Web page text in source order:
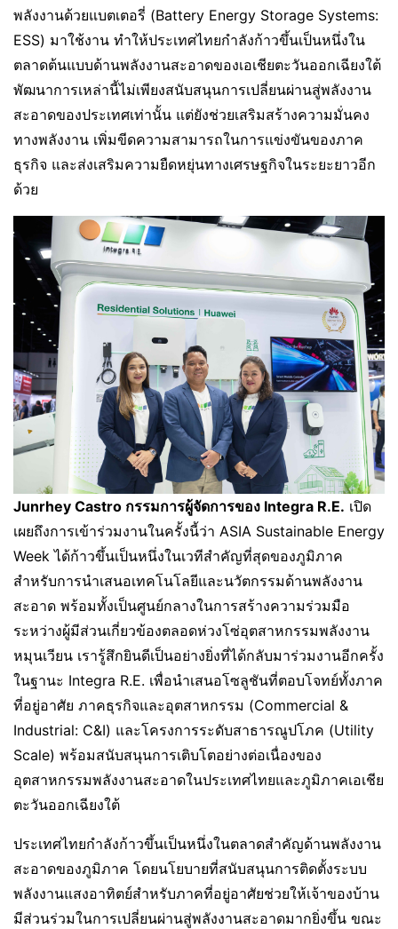
พลังงานด้วยแบตเตอรี่ (Battery Energy Storage Systems:
ESS) มาใช้งาน ทำให้ประเทศไทยกำลังก้าวขึ้นเป็นหนึ่งใน
ตลาดต้นแบบด้านพลังงานสะอาดของเอเชียตะวันออกเฉียงใต้
พัฒนาการเหล่านี้ไม่เพียงสนับสนุนการเปลี่ยนผ่านสู่พลังงาน
สะอาดของประเทศเท่านั้น แต่ยังช่วยเสริมสร้างความมั่นคง
ทางพลังงาน เพิ่มขีดความสามารถในการแข่งขันของภาค
ธุรกิจ และส่งเสริมความยืดหยุ่นทางเศรษฐกิจในระยะยาวอีก
ด้วย
Junrhey Castro กรรมการผู้จัดการของ Integra R.E. เปิด
เผยถึงการเข้าร่วมงานในครั้งนี้ว่า ASIA Sustainable Energy
Week ได้ก้าวขึ้นเป็นหนึ่งในเวทีสำคัญที่สุดของภูมิภาค
สำหรับการนำเสนอเทคโนโลยีและนวัตกรรมด้านพลังงาน
สะอาด พร้อมทั้งเป็นศูนย์กลางในการสร้างความร่วมมือ
ระหว่างผู้มีส่วนเกี่ยวข้องตลอดห่วงโซ่อุตสาหกรรมพลังงาน
หมุนเวียน เรารู้สึกยินดีเป็นอย่างยิ่งที่ได้กลับมาร่วมงานอีกครั้ง
ในฐานะ Integra R.E. เพื่อนำเสนอโซลูชันที่ตอบโจทย์ทั้งภาค
ที่อยู่อาศัย ภาคธุรกิจและอุตสาหกรรม (Commercial &
Industrial: C&I) และโครงการระดับสาธารณูปโภค (Utility
Scale) พร้อมสนับสนุนการเติบโตอย่างต่อเนื่องของ
อุตสาหกรรมพลังงานสะอาดในประเทศไทยและภูมิภาคเอเชีย
ตะวันออกเฉียงใต้
ประเทศไทยกำลังก้าวขึ้นเป็นหนึ่งในตลาดสำคัญด้านพลังงาน
สะอาดของภูมิภาค โดยนโยบายที่สนับสนุนการติดตั้งระบบ
พลังงานแสงอาทิตย์สำหรับภาคที่อยู่อาศัยช่วยให้เจ้าของบ้าน
มีส่วนร่วมในการเปลี่ยนผ่านสู่พลังงานสะอาดมากยิ่งขึ้น ขณะ